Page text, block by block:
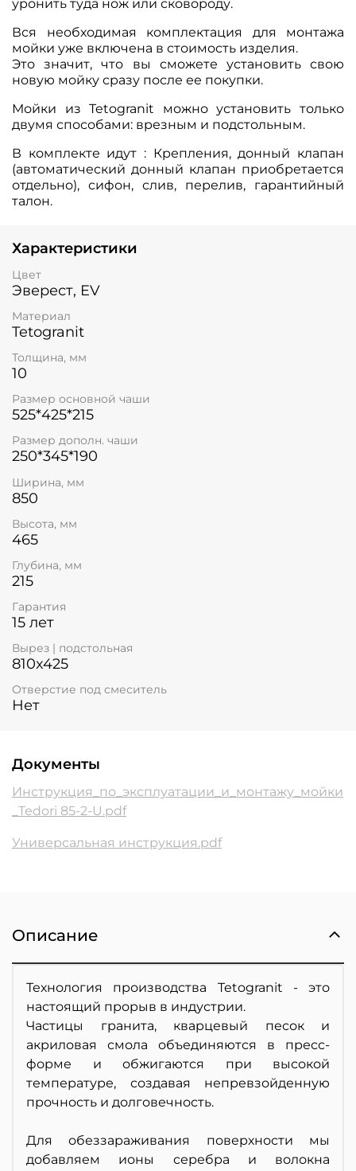
уронить туда нож или сковороду.
Вся необходимая комплектация для монтажа
мойки уже включена в стоимость изделия.
Это значит, что вы сможете установить свою
новую мойку сразу после ее покупки.
Мойки из Tetogranit можно установить только
двумя способами: врезным и подстольным.
В комплекте идут : Крепления, донный клапан
(автоматический донный клапан приобретается
отдельно), сифон, слив, перелив, гарантийный
талон.
Характеристики
Цвет
Эверест, EV
Материал
Tetogranit
Толщина, мм
10
Размер основной чаши
525*425*215
Размер дополн. чаши
250*345*190
Ширина, мм
850
Высота, мм
465
Глубина, мм
215
Гарантия
15 лет
Вырез | подстольная
810x425
Отверстие под смеситель
Нет
Документы
Инструкция_по_эксплуатации_и_монтажу_мойки
_Tedori 85-2-U.pdf
Универсальная инструкция.pdf
Описание
Технология производства Tetogranit - это
настоящий прорыв в индустрии.
Частицы гранита, кварцевый песок и
акриловая смола объединяются в пресс-
форме и обжигаются при высокой
температуре, создавая непревзойденную
прочность и долговечность.
Для обеззараживания поверхности мы
добавляем ионы серебра и волокна